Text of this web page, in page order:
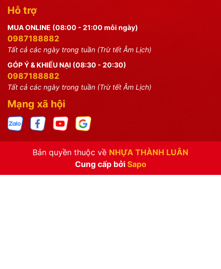
Hỗ trợ
MUA ONLINE (08:00 - 21:00 mỗi ngày)
0987188882
Tất cả các ngày trong tuần (Trừ tết Âm Lịch)
GÓP Ý & KHIẾU NẠI (08:30 - 20:30)
0987188882
Tất cả các ngày trong tuần (Trừ tết Âm Lịch)
Mạng xã hội
Bản quyền thuộc về NHỰA THÀNH LUÂN
Cung cấp bởi Sapo